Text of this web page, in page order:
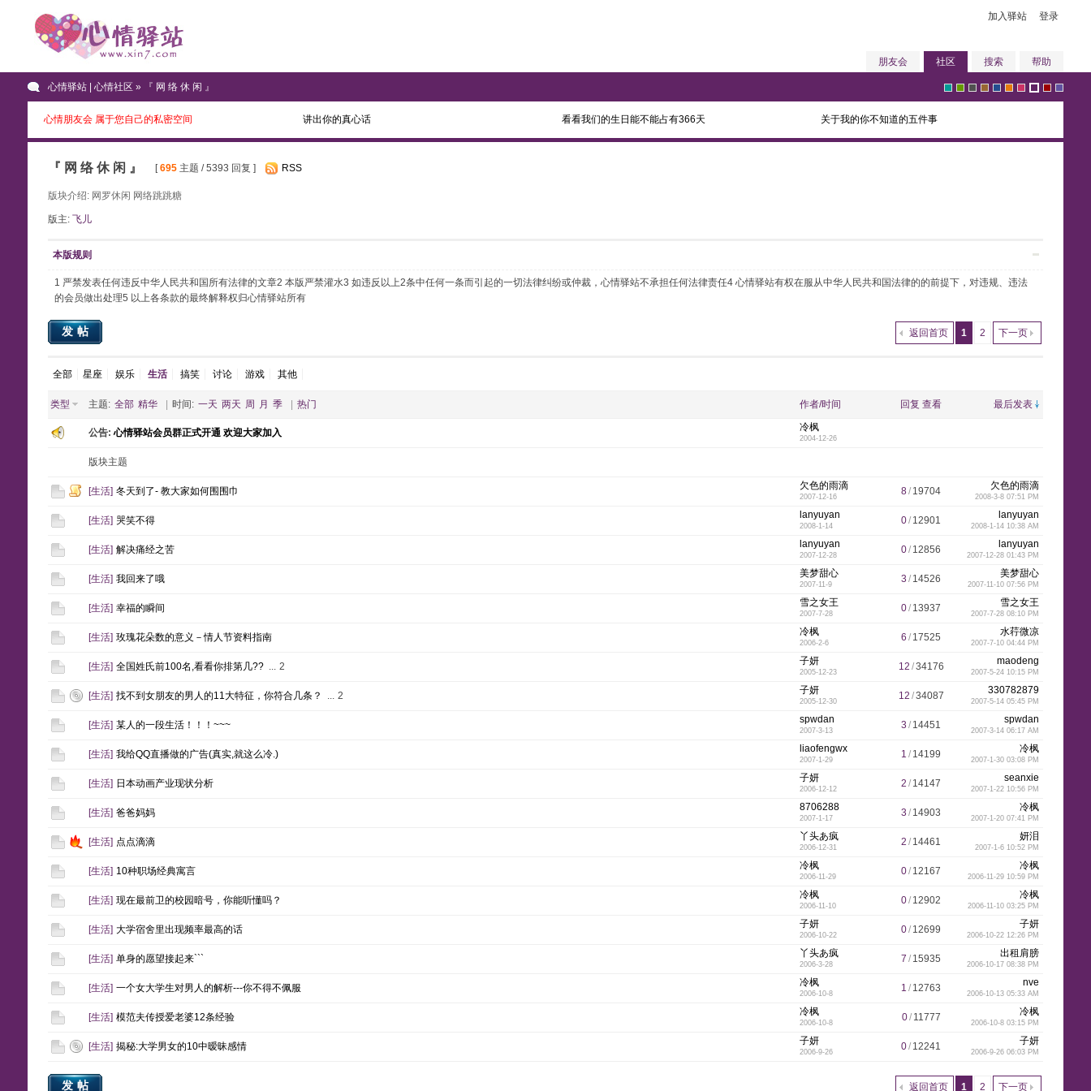
加入驿站 登录
朋友会 社区 搜索 帮助
e a o u a
e
n
e
心情驿站 | 心情社区 » 『 网 络 休 闲 』
心情朋友会 属于您自己的私密空间 讲出你的真心话 看看我们的生日能不能占有366天 关于我的你不知道的五件事
『 网 络 休 闲 』 [695主题 / 5393 回复 ] RSS
版块介绍: 网罗休闲 网络跳跳糖
版主: 飞儿
本版规则
1 严禁发表任何违反中华人民共和国所有法律的文章2 本版严禁灌水3 如违反以上2条中任何一条而引起的一切法律纠纷或仲裁，心情驿站不承担任何法律责任4 心情驿站有权在服从中华人民共和国法律的的前提下，对违规、违法
的会员做出处理5 以上各条款的最终解释权归心情驿站所有
1 2 下一页
返回首页
发帖
全部 星座 娱乐 生活 搞笑 讨论 游戏 其他
类型 主题: 全部 精华 时间: 一天 两天 周 月 季 热门 作者/时间 回复 查看 最后发表
公告:心情驿站会员群正式开通 欢迎大家加入 冷枫
2004-12-26
版块主题
[生活] 冬天到了- 教大家如何围围巾 欠色的雨滴
2007-12-16
8/ 19704 欠色的雨滴
2008-3-8 07:51 PM
[生活] 哭笑不得 lanyuyan
2008-1-14
0/ 12901 lanyuyan
2008-1-14 10:38 AM
[生活] 解决痛经之苦 lanyuyan
2007-12-28
0/ 12856 lanyuyan
2007-12-28 01:43 PM
[生活] 我回来了哦 美梦甜心
2007-11-9
3 / 14526 美梦甜心
2007-11-10 07:56 PM
[生活] 幸福的瞬间 雪之女王
2007-7-28
0/ 13937 雪之女王
2007-7-28 08:10 PM
[生活] 玫瑰花朵数的意义－情人节资料指南 冷枫
2006-2-6
6 / 17525 水荇微凉
2007-7-10 04:44 PM
[生活] 全国姓氏前100名,看看你排第几?? ... 2 子妍
2005-12-23
12 /34176 maodeng
2007-5-24 10:15 PM
[生活] 找不到女朋友的男人的11大特征，你符合几条？ ... 2 子妍
2005-12-30
12 /34087 330782879
2007-5-14 05:45 PM
[生活] 某人的一段生活！！！~~~ spwdan
2007-3-13
3 / 14451 spwdan
2007-3-14 06:17 AM
[生活] 我给QQ直播做的广告(真实,就这么冷.) liaofengwx
2007-1-29
1 / 14199 冷枫
2007-1-30 03:08 PM
[生活] 日本动画产业现状分析 子妍
2006-12-12
2 / 14147 seanxie
2007-1-22 10:56 PM
[生活] 爸爸妈妈 8706288
2007-1-17
3 / 14903 冷枫
2007-1-20 07:41 PM
[生活] 点点滴滴 丫头あ疯
2006-12-31
2 / 14461 妍泪
2007-1-6 10:52 PM
[生活] 10种职场经典寓言 冷枫
2006-11-29
0/ 12167 冷枫
2006-11-29 10:59 PM
[生活] 现在最前卫的校园暗号，你能听懂吗？ 冷枫
2006-11-10
0/ 12902 冷枫
2006-11-10 03:25 PM
[生活] 大学宿舍里出现频率最高的话 子妍
2006-10-22
0/ 12699 子妍
2006-10-22 12:26 PM
[生活] 单身的愿望接起来``` 丫头あ疯
2006-3-28
7 / 15935 出租肩膀
2006-10-17 08:38 PM
[生活] 一个女大学生对男人的解析---你不得不佩服 冷枫
2006-10-8
1 / 12763 nve
2006-10-13 05:33 AM
[生活] 模范夫传授爱老婆12条经验 冷枫
2006-10-8
0/ 11777 冷枫
2006-10-8 03:15 PM
[生活] 揭秘:大学男女的10中暧昧感情 子妍
2006-9-26
0/ 12241 子妍
2006-9-26 06:03 PM
1 2 下一页
返回首页
发帖